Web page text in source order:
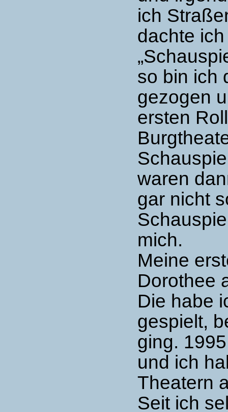
ich
dachte
so bin ich
gezogen
ersten
waren
gar nicht
mich.
Meine
Dorothee
Die habe
gespielt,
ging.
und ich
Theatern
Seit ich